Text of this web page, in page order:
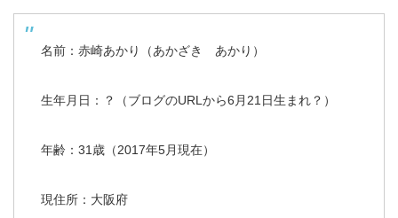
名前：赤崎あかり（あかざき あかり）
生年月日：？（ブログのURLから6月21日生まれ？）
年齢：31歳（2017年5月現在）
現住所：大阪府